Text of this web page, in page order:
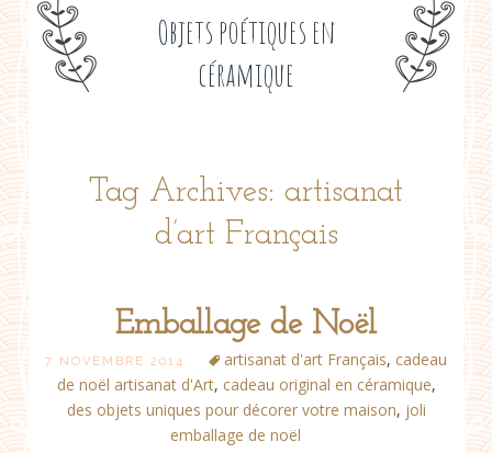
Objets poétiques en
céramique
Tag Archives: artisanat
d’art Français
Emballage de Noël
7 NOVEMBRE 2014 artisanat d'art Français, cadeau
de noël artisanat d'Art, cadeau original en céramique,
des objets uniques pour décorer votre maison, joli
emballage de noël